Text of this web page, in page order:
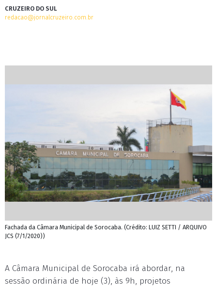
CRUZEIRO DO SUL
redacao@jornalcruzeiro.com.br
Fachada da Câmara Municipal de Sorocaba. (Crédito: LUIZ SETTI / ARQUIVO
JCS (7/1/2020))
A Câmara Municipal de Sorocaba irá abordar, na
sessão ordinária de hoje (3), às 9h, projetos